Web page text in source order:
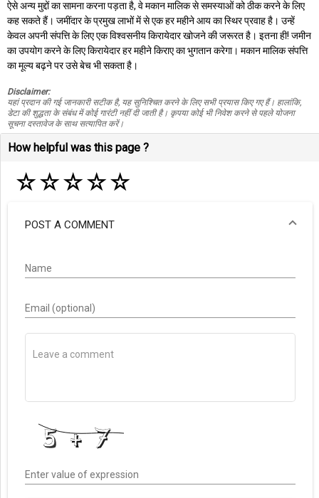
ऐसे अन्य मुद्दों का सामना करना पड़ता है, वे मकान मालिक से समस्याओं को ठीक करने के लिए
कह सकते हैं। जमींदार के प्रमुख लाभों में से एक हर महीने आय का स्थिर प्रवाह है। उन्हें
केवल अपनी संपत्ति के लिए एक विश्वसनीय किरायेदार खोजने की जरूरत है। इतना ही! जमीन
का उपयोग करने के लिए किरायेदार हर महीने किराए का भुगतान करेगा। मकान मालिक संपत्ति
का मूल्य बढ़ने पर उसे बेच भी सकता है।
Disclaimer:
यहां प्रदान की गई जानकारी सटीक है, यह सुनिश्चित करने के लिए सभी प्रयास किए गए हैं। हालांकि,
डेटा की शुद्धता के संबंध में कोई गारंटी नहीं दी जाती है। कृपया कोई भी निवेश करने से पहले योजना
सूचना दस्तावेज के साथ सत्यापित करें।
How helpful was this page ?
☆☆☆☆☆
POST A COMMENT
Name
Email (optional)
Enter value of expression